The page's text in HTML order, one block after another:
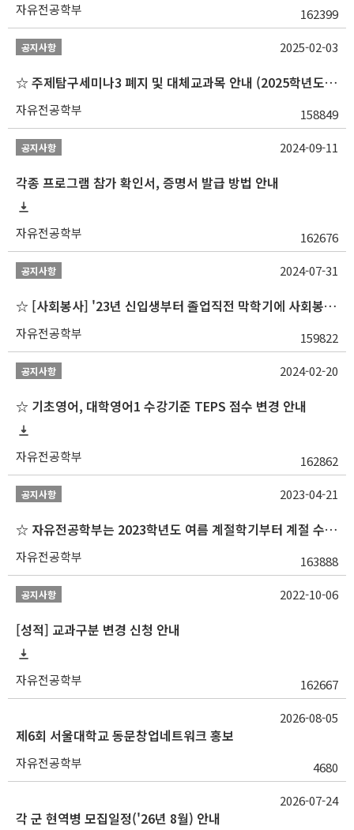
자유전공학부 162399
공지사항
☆ 주제탐구세미나3 폐지 및 대체교과목 안내 (2025학년도 1학기부터)
자유전공학부 158849
2025-02-03
공지사항
각종 프로그램 참가 확인서, 증명서 발급 방법 안내
자유전공학부 162676
2024-09-11
공지사항
☆ [사회봉사] '23년 신입생부터 졸업직전 막학기에 사회봉사1,2,3 수강 불가
자유전공학부 159822
2024-07-31
공지사항
☆ 기초영어, 대학영어1 수강기준 TEPS 점수 변경 안내
자유전공학부 162862
2024-02-20
공지사항
☆ 자유전공학부는 2023학년도 여름 계절학기부터 계절 수업을 개설하지 않습니다 ☆
자유전공학부 163888
2023-04-21
공지사항
[성적] 교과구분 변경 신청 안내
자유전공학부 162667
2022-10-06
제6회 서울대학교 동문창업네트워크 홍보
자유전공학부 4680
2026-08-05
각 군 현역병 모집일정('26년 8월) 안내
2026-07-24